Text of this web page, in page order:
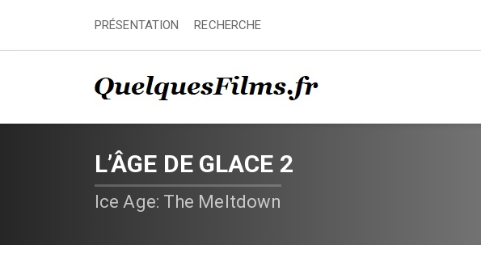
PRÉSENTATION RECHERCHE
L’ÂGE DE GLACE 2
Ice Age: The Meltdown